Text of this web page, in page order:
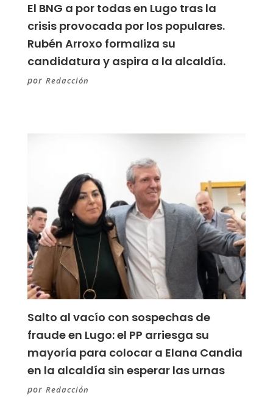
El BNG a por todas en Lugo tras la
crisis provocada por los populares.
Rubén Arroxo formaliza su
candidatura y aspira a la alcaldía.
por Redacción
Salto al vacío con sospechas de
fraude en Lugo: el PP arriesga su
mayoría para colocar a Elana Candia
en la alcaldía sin esperar las urnas
por Redacción